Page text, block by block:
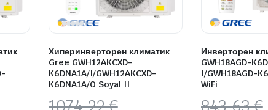
Хиперинверторен климатик
Gree GWH12AKCXD-
K6DNA1A/I/GWH12AKCXD-
K6DNA1A/O Soyal II
Original
Текущата
Инверторен
GWH18AGD-
I/GWH18AGD-
WiFi
Original
Текущата